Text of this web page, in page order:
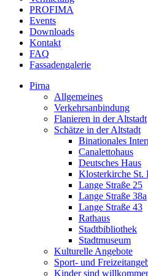
PROFIMA
Events
Downloads
Kontakt
FAQ
Fassadengalerie
Pirna
Allgemeines
Verkehrsanbindung
Flanieren in der Altstadt
Schätze in der Altstadt
Binationales
Canalettohaus
Deutsches Haus
Klosterkirche St.
Lange Straße 25
Lange Straße 38a
Lange Straße 43
Rathaus
Stadtbibliothek
Stadtmuseum
Kulturelle Angebote
Sport- und
Kinder sind